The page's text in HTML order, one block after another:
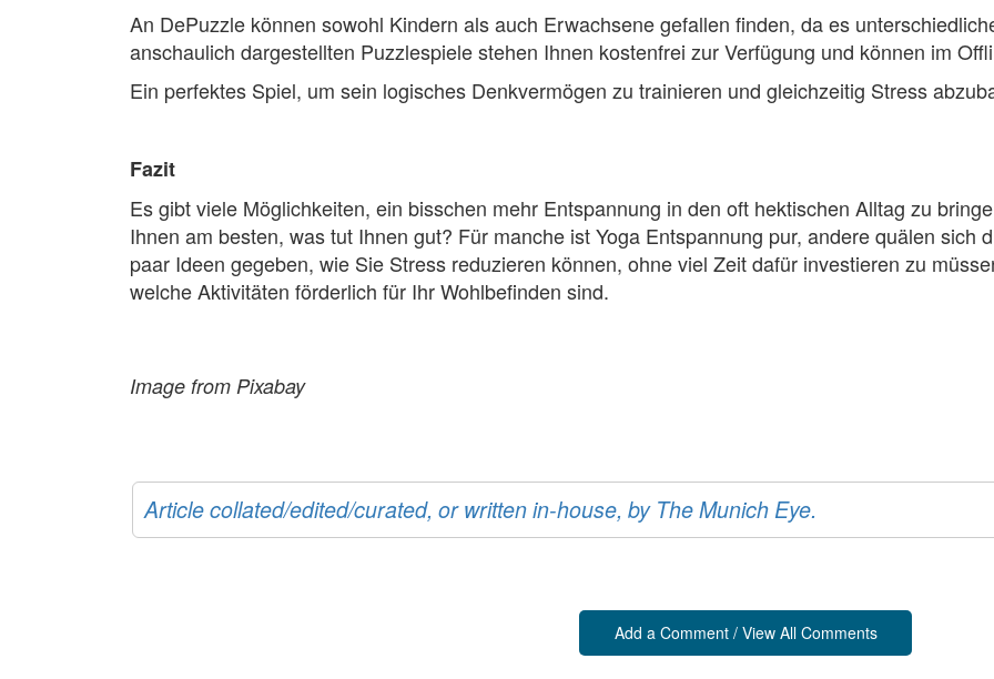
An DePuzzle können sowohl Kindern als auch Erwachsene gefallen finden, da es
anschaulich dargestellten Puzzlespiele stehen Ihnen kostenfrei zur Verfügung und können im
Ein perfektes Spiel, um sein logisches Denkvermögen zu trainieren und gleichzeitig Stress
Fazit
Es gibt viele Möglichkeiten, ein bisschen mehr Entspannung in den oft hektischen Alltag zu
Ihnen am besten, was tut Ihnen gut? Für manche ist Yoga Entspannung pur, andere quälen sich
paar Ideen gegeben, wie Sie Stress reduzieren können, ohne viel Zeit dafür investieren zu
welche Aktivitäten förderlich für Ihr Wohlbefinden sind.
Image from Pixabay
Article collated/edited/curated, or written in-house, by The Munich Eye.
Add a Comment / View All Comments